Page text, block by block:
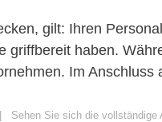
gilt: Ihren
griffbereit haben.
Im
Sehen Sie sich die